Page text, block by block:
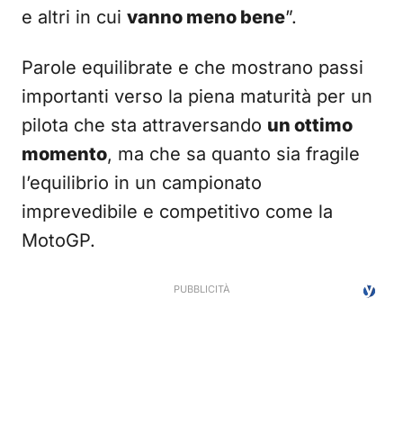
e altri in cui vanno meno bene”.
Parole equilibrate e che mostrano passi
importanti verso la piena maturità per un
pilota che sta attraversando un ottimo
momento, ma che sa quanto sia fragile
l’equilibrio in un campionato
imprevedibile e competitivo come la
MotoGP.